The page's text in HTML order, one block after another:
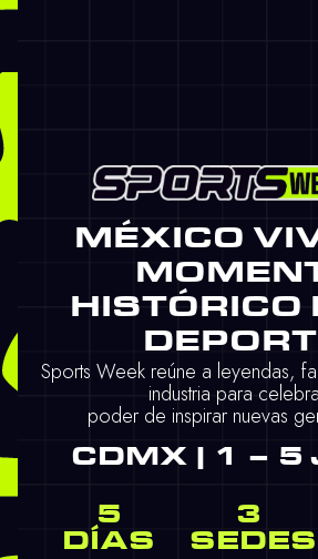
MÉXICO
HISTÓRICO
Sports Week reúne a leyendas,
industria para
poder de inspirar nuevas
CDMX | 1 – 5
5
DÍAS
3
SEDES